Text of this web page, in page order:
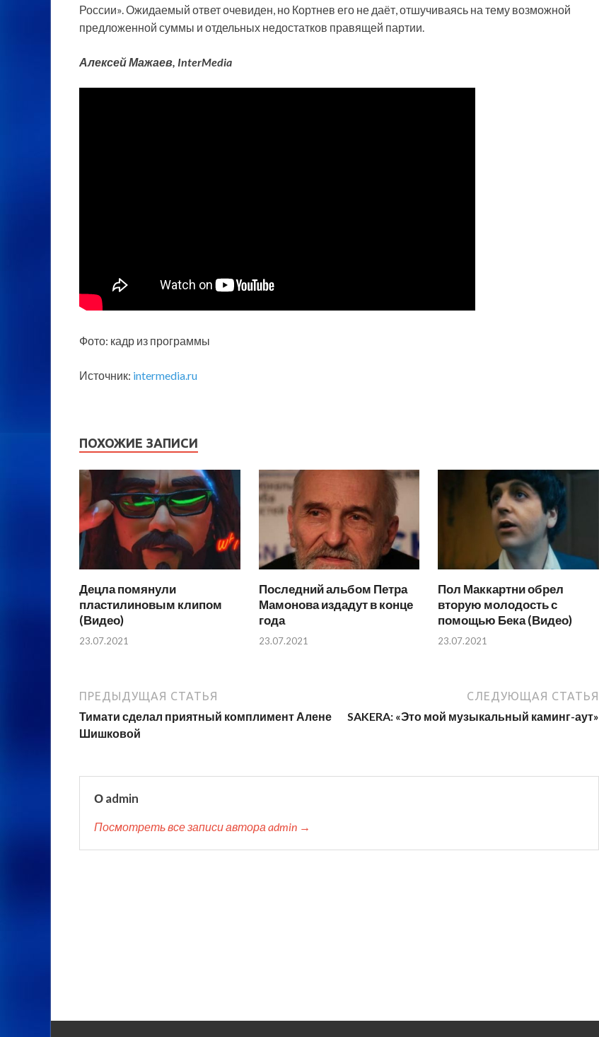
России». Ожидаемый ответ очевиден, но Кортнев его не даёт, отшучиваясь на тему возможной
предложенной суммы и отдельных недостатков правящей партии.
Алексей Мажаев, InterMedia
Фото: кадр из программы
Источник: intermedia.ru
ПОХОЖИЕ ЗАПИСИ
Децла помянули
пластилиновым клипом
(Видео)
23.07.2021
Последний альбом Петра
Мамонова издадут в конце
года
23.07.2021
Пол Маккартни обрел
вторую молодость с
помощью Бека (Видео)
23.07.2021
ПРЕДЫДУЩАЯ СТАТЬЯ
Тимати сделал приятный комплимент Алене
Шишковой
СЛЕДУЮЩАЯ СТАТЬЯ
SAKERA: «Это мой музыкальный каминг-аут»
О admin
Посмотреть все записи автора admin →